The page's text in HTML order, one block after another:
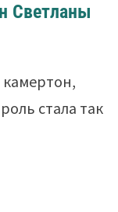
Светланы
камертон,
стала так